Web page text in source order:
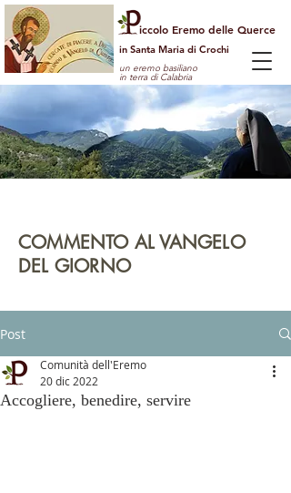
iccolo Eremo delle Querce
in Santa Maria di Crochi
un eremo basiliano
in terra di Calabria
COMMENTO AL VANGELO
DEL GIORNO
Post
Accogliere, benedire, servire
Comunità dell'Eremo
20 dic 2022